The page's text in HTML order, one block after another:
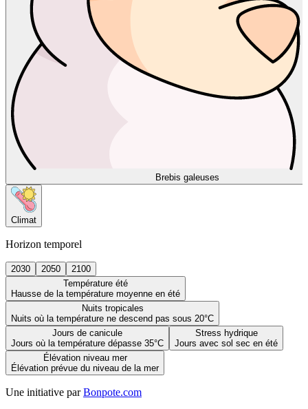
Brebis galeuses
Climat
Horizon temporel
2030 2050
2100
Température été
Hausse de la température moyenne en été
Nuits tropicales
Nuits où la température ne descend pas sous 20°C
Jours de canicule
Jours où la température dépasse 35°C
Stress hydrique
Jours avec sol sec en été
Élévation niveau mer
Élévation prévue du niveau de la mer
Une initiative par Bonpote.com